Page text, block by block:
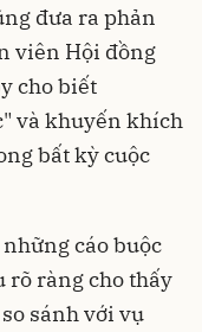
đưa ra phản
viên Hội đồng
cho biết
và khuyến khích
bất kỳ cuộc
cáo buộc
rõ ràng cho thấy
sánh với vụ